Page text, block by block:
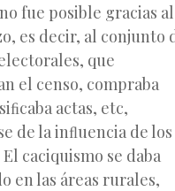
fue posible gracias al
es decir, al conjunto
que
el censo, compraba
actas, etc,
de la inﬂuencia de los
caciquismo se daba
en las áreas rurales,